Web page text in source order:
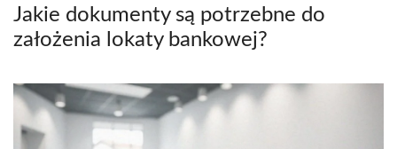
Jakie dokumenty są potrzebne do
założenia lokaty bankowej?